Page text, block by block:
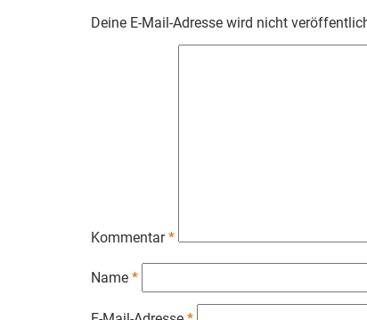
Deine E-Mail-Adresse wird nicht
Kommentar*
Name *